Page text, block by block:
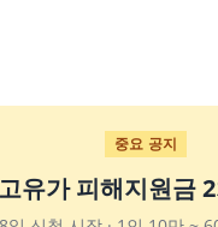
중요 공지
고유가 피해지원금